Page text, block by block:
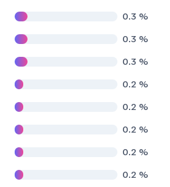
0.3 %
0.3 %
0.3 %
0.2 %
0.2 %
0.2 %
0.2 %
0.2 %